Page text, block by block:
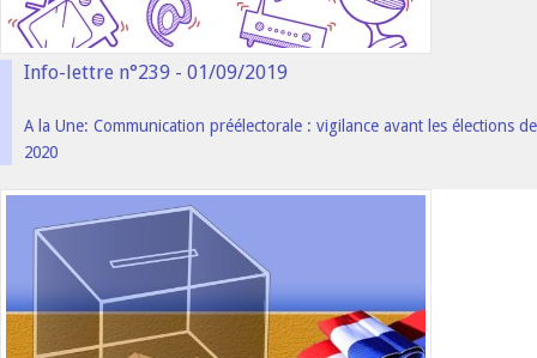
Info-lettre n°239 - 01/09/2019
A la Une: Communication préélectorale : vigilance avant les élections de
2020